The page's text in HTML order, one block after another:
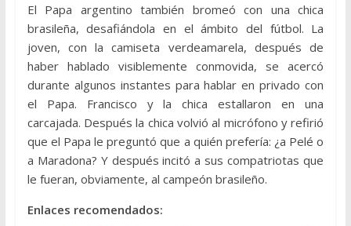
El Papa argentino también bromeó con una chica
brasileña, desafiándola en el ámbito del fútbol. La
joven, con la camiseta verdeamarela, después de
haber hablado visiblemente conmovida, se acercó
durante algunos instantes para hablar en privado con
el Papa. Francisco y la chica estallaron en una
carcajada. Después la chica volvió al micrófono y refirió
que el Papa le preguntó que a quién prefería: ¿a Pelé o
a Maradona? Y después incitó a sus compatriotas que
le fueran, obviamente, al campeón brasileño.
Enlaces recomendados: